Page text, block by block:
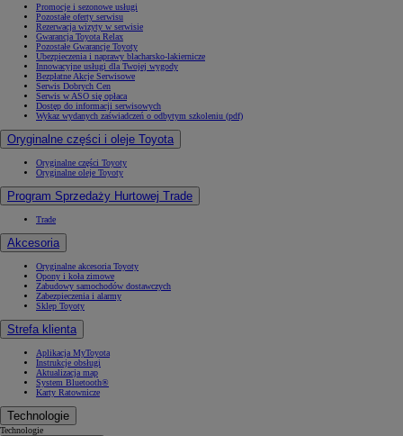
Promocje i sezonowe usługi
Pozostałe oferty serwisu
Rezerwacja wizyty w serwisie
Gwarancja Toyota Relax
Pozostałe Gwarancje Toyoty
Ubezpieczenia i naprawy blacharsko-lakiernicze
Innowacyjne usługi dla Twojej wygody
Bezpłatne Akcje Serwisowe
Serwis Dobrych Cen
Serwis w ASO się opłaca
Dostęp do informacji serwisowych
Wykaz wydanych zaświadczeń o odbytym szkoleniu (pdf)
Oryginalne części i oleje Toyota
Oryginalne części Toyoty
Oryginalne oleje Toyoty
Program Sprzedaży Hurtowej Trade
Trade
Akcesoria
Oryginalne akcesoria Toyoty
Opony i koła zimowe
Zabudowy samochodów dostawczych
Zabezpieczenia i alarmy
Sklep Toyoty
Strefa klienta
Aplikacja MyToyota
Instrukcje obsługi
Aktualizacja map
System Bluetooth®
Karty Ratownicze
Technologie
Technologie